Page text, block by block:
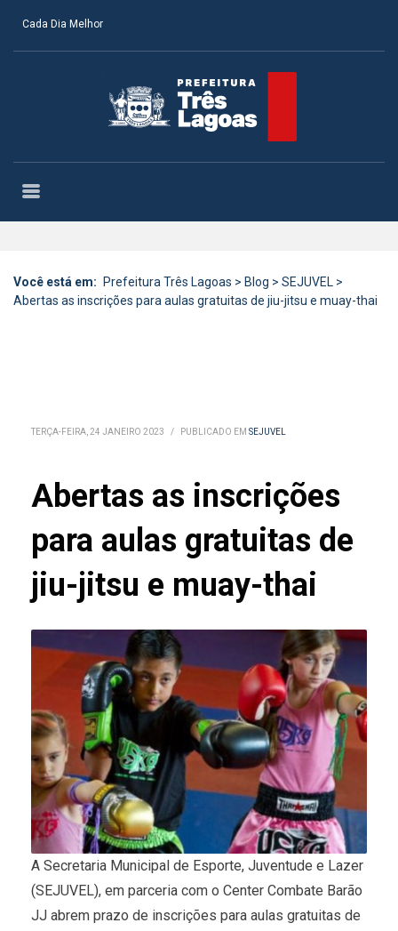
Cada Dia Melhor
Você está em: Prefeitura Três Lagoas > Blog > SEJUVEL >
Abertas as inscrições para aulas gratuitas de jiu-jitsu e muay-thai
TERÇA-FEIRA, 24 JANEIRO 2023 / PUBLICADO EM SEJUVEL
Abertas as inscrições
para aulas gratuitas de
jiu-jitsu e muay-thai
A Secretaria Municipal de Esporte, Juventude e Lazer
(SEJUVEL), em parceria com o Center Combate Barão
JJ abrem prazo de inscrições para aulas gratuitas de